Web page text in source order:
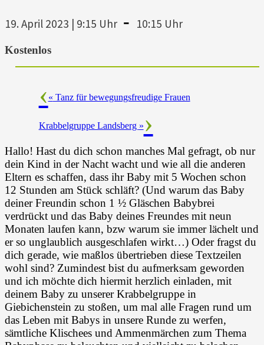
19. April 2023 | 9:15 Uhr - 10:15 Uhr
Kostenlos
« Tanz für bewegungsfreudige Frauen
Krabbelgruppe Landsberg »
Hallo! Hast du dich schon manches Mal gefragt, ob nur
dein Kind in der Nacht wacht und wie all die anderen
Eltern es schaffen, dass ihr Baby mit 5 Wochen schon
12 Stunden am Stück schläft? (Und warum das Baby
deiner Freundin schon 1 ½ Gläschen Babybrei
verdrückt und das Baby deines Freundes mit neun
Monaten laufen kann, bzw warum sie immer lächelt und
er so unglaublich ausgeschlafen wirkt…) Oder fragst du
dich gerade, wie maßlos übertrieben diese Textzeilen
wohl sind? Zumindest bist du aufmerksam geworden
und ich möchte dich hiermit herzlich einladen, mit
deinem Baby zu unserer Krabbelgruppe in
Giebichenstein zu stoßen, um mal alle Fragen rund um
das Leben mit Babys in unsere Runde zu werfen,
sämtliche Klischees und Ammenmärchen zum Thema